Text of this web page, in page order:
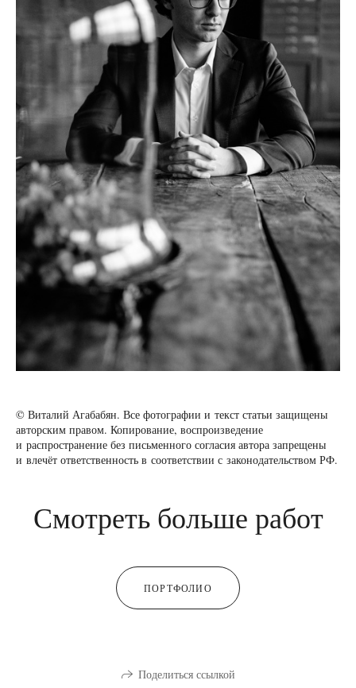
© Виталий Агабабян. Все фотографии и текст статьи защищены
авторским правом. Копирование, воспроизведение
и распространение без письменного согласия автора запрещены
и влечёт ответственность в соответствии с законодательством РФ.
Смотреть больше работ
ПОРТФОЛИО
Поделиться ссылкой